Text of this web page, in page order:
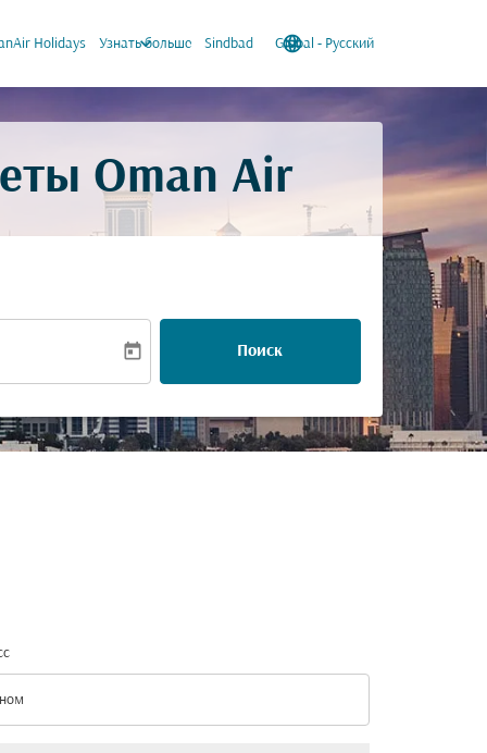
Holidays Узнать больше
keyboard_arrow_down Sindbad language
Global - Русский
keyboard_arrow_down
Oman Air
today Поиск
option Эконом Selected